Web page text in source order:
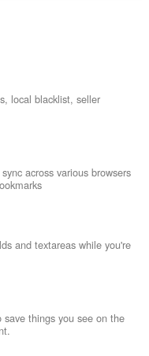
local blacklist, seller
across various browsers
and textareas while you're
things you see on the